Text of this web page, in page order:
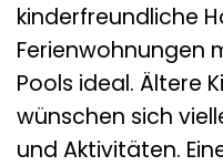
kinderfreundliche
Ferienwohnungen
Pools ideal. Ältere
wünschen sich
und Aktivitäten.